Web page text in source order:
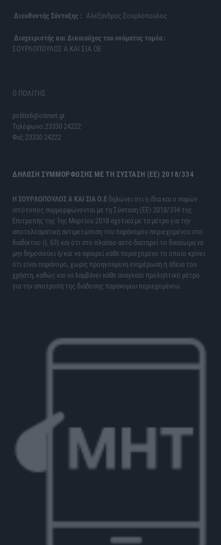
Διευθυντής Σύνταξης : Αλέξανδρος Σουρλόπουλος
Διαχειριστής και Δικαιούχος του ονόματος τομέα :
ΣΟΥΡΛΟΠΟΥΛΟΣ Α ΚΑΙ ΣΙΑ ΟΕ
Ο ΠΟΛΙΤΗΣ
politis6@otenet.gr
Τηλέφωνο:23330 24222
Φαξ:23330 24222
ΔΉΛΩΣΗ ΣΥΜΜΌΡΦΩΣΗΣ ΜΕ ΤΗ ΣΎΣΤΑΣΗ (ΕΕ) 2018/334
H ΣΟΥΡΛΟΠΟΥΛΟΣ Α ΚΑΙ ΣΙΑ Ο.Ε δηλώνει ότι η ίδια και ο παρών
ιστότοπος συμμορφώνονται με τη Σύσταση (ΕΕ) 2018/334 της
Επιτροπής της 1ης Μαρτίου 2018 σχετικά με τα μέτρα για την
αποτελεσματική αντιμετώπιση του παράνομου περιεχομένου στο
διαδίκτυο (L 63) και ότι στο πλαίσιο αυτό διατηρεί το δικαίωμα να
μην δημοσιεύει ή/και να αφαιρεί κάθε περιεχόμενο το οποίο κρίνει
ότι είναι παράνομο, χωρίς προηγούμενη ενημέρωση ή άδεια του
χρήστη, καθώς και να λαμβάνει κάθε αναγκαίο προληπτικό μέτρο
για την αποτροπή της διάδοσης παράνομου περιεχομένου.